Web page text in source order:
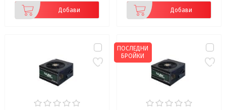
Добави Добави
ПОСЛЕДНИ
БРОЙКИ